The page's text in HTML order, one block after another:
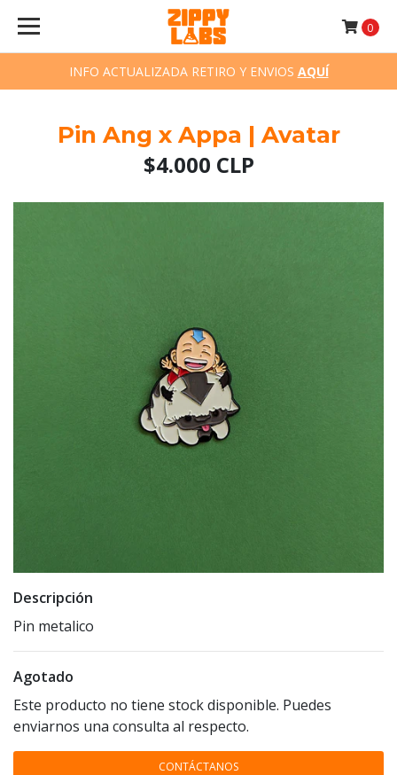
INFO ACTUALIZADA RETIRO Y ENVIOS AQUÍ
0
Pin Ang x Appa | Avatar
$4.000 CLP
Descripción
Pin metalico
Agotado
Este producto no tiene stock disponible. Puedes
enviarnos una consulta al respecto.
CONTÁCTANOS